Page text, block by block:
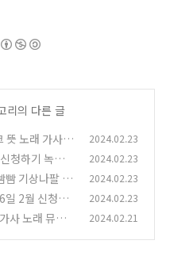
리의 다른 글
뜻 노래 가사
th (20)
2024.02.23
청하기 녹화장
2024.02.23
빰 기상나팔 크
회 1R 복면가
조윤민
(19)
2024.02.23
일 2월 신청곡
미리듣기 M
2024.02.23
사 노래 뮤비
2024.02.21